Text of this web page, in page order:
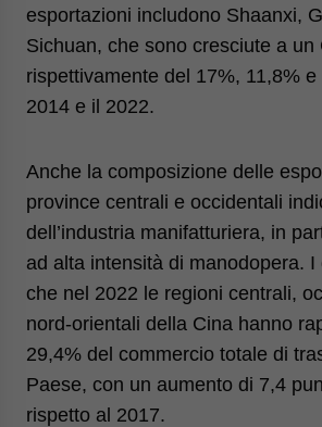
esportazioni includono Shaanxi,
Sichuan, che sono cresciute a un
rispettivamente del 17%, 11,8% e
2014 e il 2022.
Anche la composizione delle
province centrali e occidentali
dell’industria manifatturiera, in
ad alta intensità di manodopera. I
che nel 2022 le regioni centrali,
nord-orientali della Cina hanno
29,4% del commercio totale di
Paese, con un aumento di 7,4
rispetto al 2017.